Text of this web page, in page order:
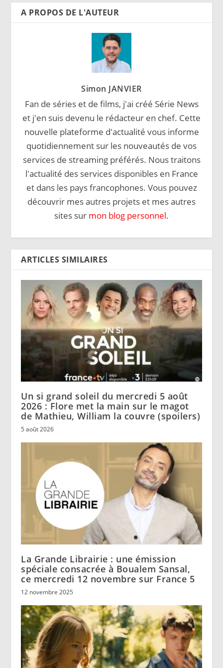
A PROPOS DE L'AUTEUR
Simon JANVIER
Fan de séries et de films, j'ai créé Série News
et j'en suis devenu le rédacteur en chef. Cette
nouvelle plateforme d'actualité vous informe
quotidiennement sur les nouveautés de vos
services de streaming préférés. Nous traitons
l'actualité des services disponibles en France
et dans les pays francophones. Vous pouvez
découvrir mes autres projets et mes autres
sites sur mon blog personnel.
ARTICLES SIMILAIRES
Un si grand soleil du mercredi 5 août
2026 : Flore met la main sur le magot
de Mathieu, William la couvre (spoilers)
5 août 2026
La Grande Librairie : une émission
spéciale consacrée à Boualem Sansal,
ce mercredi 12 novembre sur France 5
12 novembre 2025